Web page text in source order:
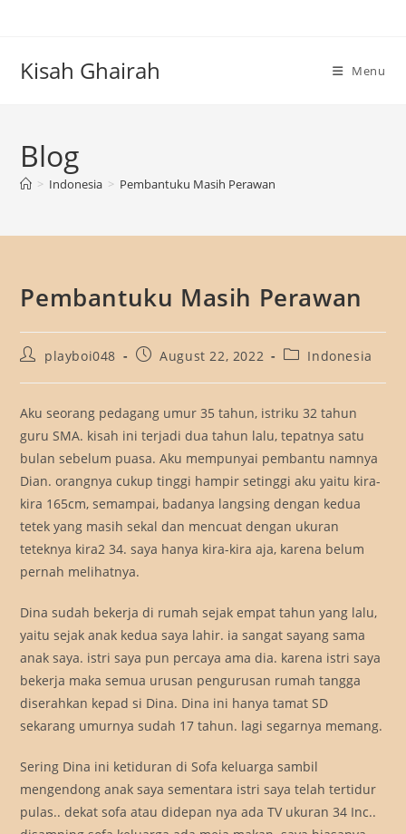
Kisah Ghairah Menu
Blog
> Indonesia > Pembantuku Masih Perawan
Pembantuku Masih Perawan
Postplayboi048
PostAugust 22, 2022
PostIndonesia
Aku seorang pedagang umur 35 tahun, istriku 32 tahun
guru SMA. kisah ini terjadi dua tahun lalu, tepatnya satu
bulan sebelum puasa. Aku mempunyai pembantu namnya
Dian. orangnya cukup tinggi hampir setinggi aku yaitu kira-
kira 165cm, semampai, badanya langsing dengan kedua
tetek yang masih sekal dan mencuat dengan ukuran
teteknya kira2 34. saya hanya kira-kira aja, karena belum
pernah melihatnya.
Dina sudah bekerja di rumah sejak empat tahun yang lalu,
yaitu sejak anak kedua saya lahir. ia sangat sayang sama
anak saya. istri saya pun percaya ama dia. karena istri saya
bekerja maka semua urusan pengurusan rumah tangga
diserahkan kepad si Dina. Dina ini hanya tamat SD
sekarang umurnya sudah 17 tahun. lagi segarnya memang.
Sering Dina ini ketiduran di Sofa keluarga sambil
mengendong anak saya sementara istri saya telah tertidur
pulas.. dekat sofa atau didepan nya ada TV ukuran 34 Inc..